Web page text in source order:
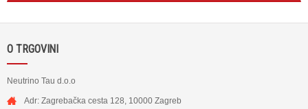
O TRGOVINI
Neutrino Tau d.o.o
Adr: Zagrebačka cesta 128, 10000 Zagreb